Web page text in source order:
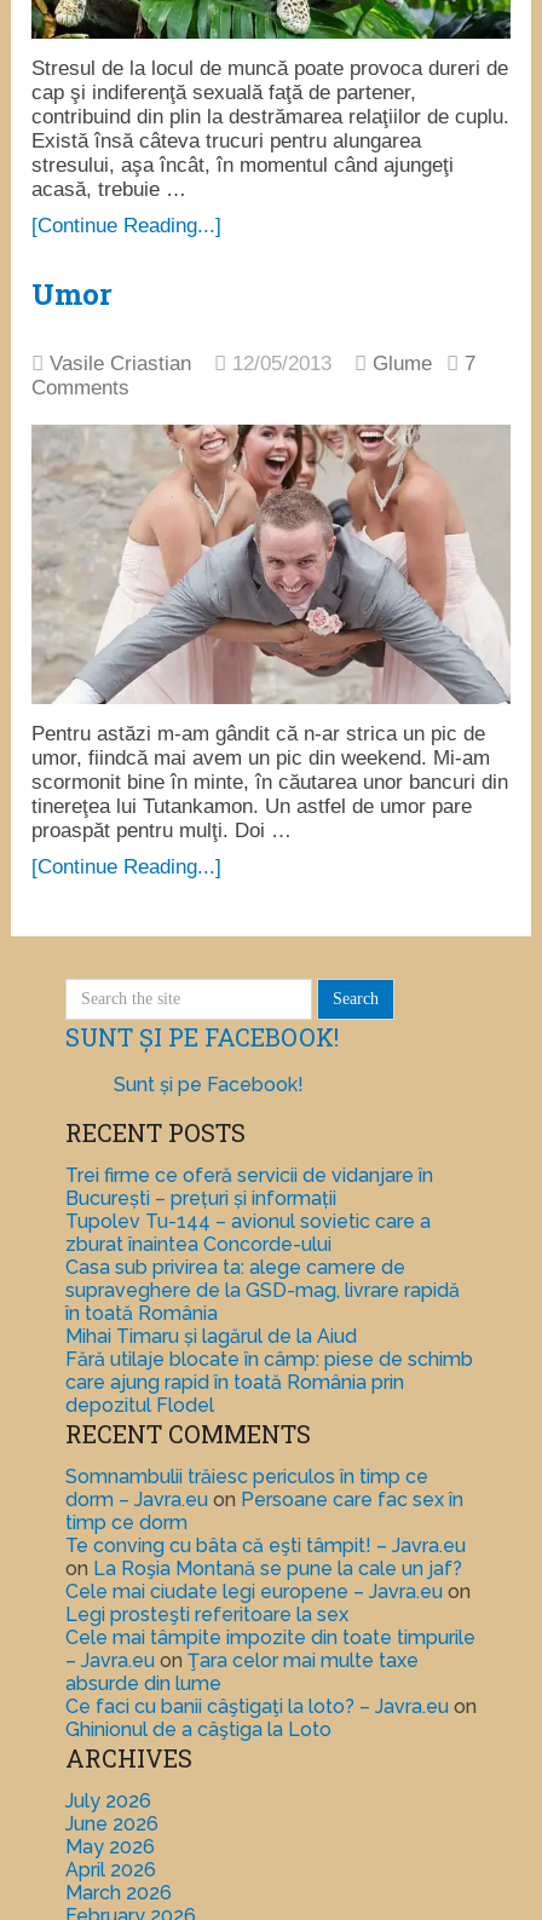
Stresul de la locul de muncă poate provoca dureri de
cap şi indiferenţă sexuală faţă de partener,
contribuind din plin la destrămarea relaţiilor de cuplu.
Există însă câteva trucuri pentru alungarea
stresului, aşa încât, în momentul când ajungeţi
acasă, trebuie …
[Continue Reading...]
Umor
Vasile Criastian 12/05/2013 Glume
7
Comments
Pentru astăzi m-am gândit că n-ar strica un pic de
umor, fiindcă mai avem un pic din weekend. Mi-am
scormonit bine în minte, în căutarea unor bancuri din
tinereţea lui Tutankamon. Un astfel de umor pare
proaspăt pentru mulţi. Doi …
[Continue Reading...]
SUNT ȘI PE FACEBOOK!
Sunt și pe Facebook!
RECENT POSTS
Trei firme ce oferă servicii de vidanjare în
București – prețuri și informații
Tupolev Tu-144 – avionul sovietic care a
zburat înaintea Concorde-ului
Casa sub privirea ta: alege camere de
supraveghere de la GSD-mag, livrare rapidă
în toată România
Mihai Timaru și lagărul de la Aiud
Fără utilaje blocate în câmp: piese de schimb
care ajung rapid în toată România prin
depozitul Flodel
RECENT COMMENTS
Somnambulii trăiesc periculos în timp ce
dorm – Javra.euon Persoane care fac sex în
timp ce dorm
Te conving cu bâta că eşti tâmpit! – Javra.eu
on La Roşia Montană se pune la cale un jaf?
Cele mai ciudate legi europene – Javra.euon
Legi prosteşti referitoare la sex
Cele mai tâmpite impozite din toate timpurile
– Javra.euon Ţara celor mai multe taxe
absurde din lume
Ce faci cu banii câştigaţi la loto? – Javra.euon
Ghinionul de a câştiga la Loto
ARCHIVES
July 2026
June 2026
May 2026
April 2026
March 2026